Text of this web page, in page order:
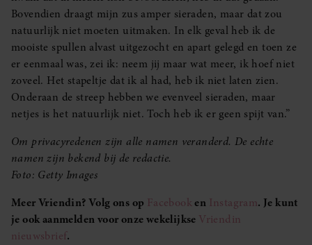
Bovendien draagt mijn zus amper sieraden, maar dat zou
natuurlijk niet moeten uitmaken. In elk geval heb ik de
mooiste spullen alvast uitgezocht en apart gelegd en toen ze
er eenmaal was, zei ik: neem jij maar wat meer, ik hoef niet
zoveel. Het stapeltje dat ik al had, heb ik niet laten zien.
Onderaan de streep hebben we evenveel sieraden, maar
netjes is het natuurlijk niet. Toch heb ik er geen spijt van.”
Om privacyredenen zijn alle namen veranderd. De echte
namen zijn bekend bij de redactie.
Foto: Getty Images
Meer Vriendin? Volg ons op Facebooken Instagram. Je kunt
je ook aanmelden voor onze wekelijkse Vriendin
nieuwsbrief.